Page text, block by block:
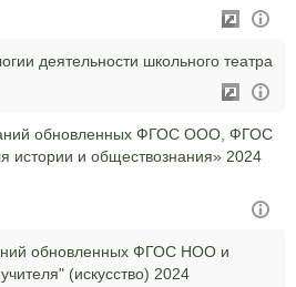
деятельности школьного театра
обновленных ФГОС ООО, ФГОС
истории и обществознания» 2024
обновленных ФГОС НОО и
(искусство) 2024